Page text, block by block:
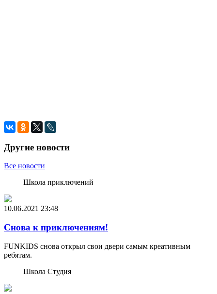
Другие новости
Все новости
Школа приключений
10.06.2021 23:48
Снова к приключениям!
FUNKIDS снова открыл свои двери самым креативным
ребятам.
Школа Студия